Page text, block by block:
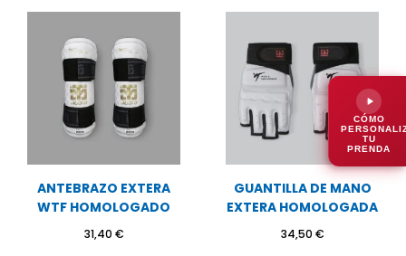
ANTEBRAZO EXTERA
WTF HOMOLOGADO
31,40 €
GUANTILLA DE MANO
EXTERA HOMOLOGADA
34,50 €
CÓMO
TU
PRENDA